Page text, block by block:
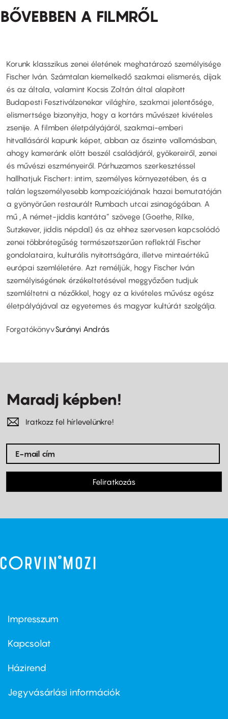
BŐVEBBEN A FILMRŐL
Korunk klasszikus zenei életének meghatározó személyisége
Fischer Iván. Számtalan kiemelkedő szakmai elismerés, díjak
és az általa, valamint Kocsis Zoltán által alapított
Budapesti Fesztiválzenekar világhíre, szakmai jelentősége,
elismertsége bizonyítja, hogy a kortárs művészet kivételes
zsenije. A filmben életpályájáról, szakmai-emberi
hitvallásáról kapunk képet, abban az őszinte vallomásban,
ahogy kameránk elött beszél családjáról, gyökereiről, zenei
és művészi eszményeiről. Párhuzamos szerkesztéssel
hallhatjuk Fischert: intim, személyes környezetében, és a
talán legszemélyesebb kompozíciójának hazai bemutatóján
a gyönyörűen restaurált Rumbach utcai zsinagógában. A
mű „A német-jiddis kantáta” szövege (Goethe, Rilke,
Sutzkever, jiddis népdal) és az ehhez szervesen kapcsolódó
zenei többrétegűség természetszerűen reflektál Fischer
gondolataira, kulturális nyitottságára, illetve mintaértékű
európai szemléletére. Azt reméljük, hogy Fischer Iván
személyiségének érzékeltetésével meggyőzően tudjuk
szemléltetni a nézőkkel, hogy ez a kivételes művész egész
életpályájával az egyetemes és magyar kultúrát szolgálja.
ForgatókönyvSurányi András
Maradj képben!
Iratkozz fel hírlevelünkre!
Feliratkozás
Footer
first
Impresszum
Kapcsolat
Footer
second
Házirend
Jegyvásárlási információk